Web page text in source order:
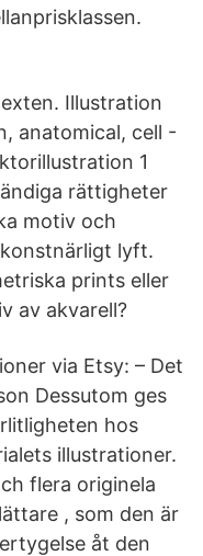
Illustration
anatomical, cell -
1
rättigheter
motiv och
lyft.
prints eller
av akvarell?
via Etsy: – Det
Dessutom ges
hos
illustrationer.
flera originela
, som den är
åt den